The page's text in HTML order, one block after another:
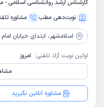
کارشناس ارشد روانشناسی اسلامی -
نوبت‌دهی مطب
مشاوره‌
اسلامشهر، ابتدای خیابان امام محمدباقر،
اولین نوبت آزاد تلفنی: امروز
مشاوره آنلاین بگیرید